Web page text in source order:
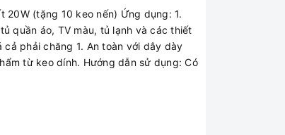
(tặng 10 keo nến) Ứng dụng: 1.
quần áo, TV màu, tủ lạnh và các thiết
phải chăng 1. An toàn với dây dày
từ keo dính. Hướng dẫn sử dụng: Có